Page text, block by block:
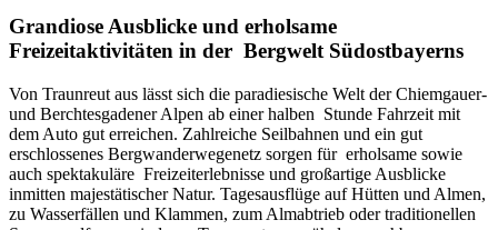
Grandiose Ausblicke und erholsame
Freizeitaktivitäten in der Bergwelt Südostbayerns
Von Traunreut aus lässt sich die paradiesische Welt der Chiemgauer-
und Berchtesgadener Alpen ab einer halben Stunde Fahrzeit mit
dem Auto gut erreichen. Zahlreiche Seilbahnen und ein gut
erschlossenes Bergwanderwegenetz sorgen für erholsame sowie
auch spektakuläre Freizeiterlebnisse und großartige Ausblicke
inmitten majestätischer Natur. Tagesausflüge auf Hütten und Almen,
zu Wasserfällen und Klammen, zum Almabtrieb oder traditionellen